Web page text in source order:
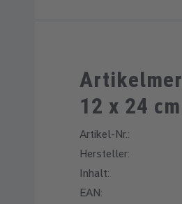
12 x 24 cm
Artikel-Nr.:
Hersteller:
Inhalt:
EAN: